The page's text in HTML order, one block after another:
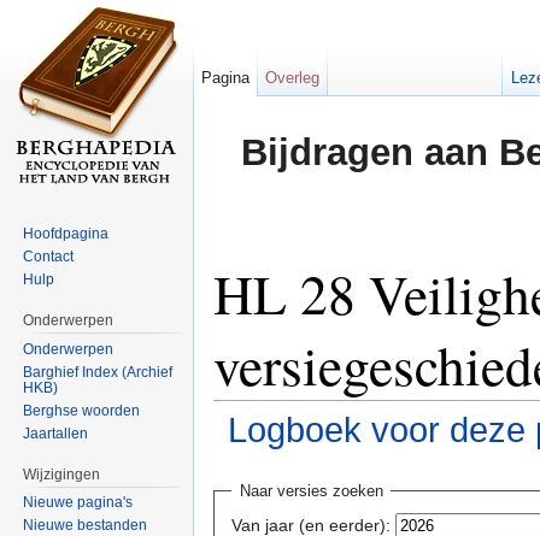
Bijdragen aan
HL 28
Logboek voor deze
Naar versies zoeken
Van jaar (en eerder):
Pagina Overleg
Hoofdpagina
Contact
Hulp
Onderwerpen
Onderwerpen
Barghief Index (Archief
HKB)
Berghse woorden
Jaartallen
Wijzigingen
Nieuwe pagina's
Nieuwe bestanden